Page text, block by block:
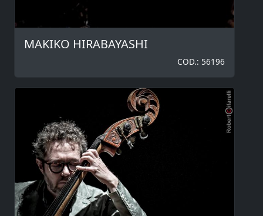
MAKIKO HIRABAYASHI
COD.: 56196